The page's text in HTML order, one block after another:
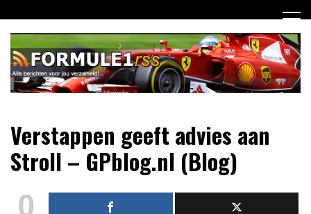
naar
inhoud
Formule 1 RSS
verzameld!
Verstappen geeft advies aan
Stroll – GPblog.nl (Blog)
0